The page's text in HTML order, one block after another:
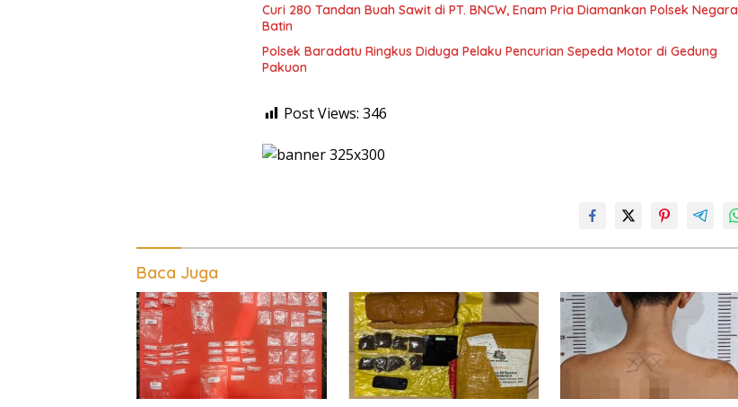
Curi 280 Tandan Buah Sawit di PT. BNCW, Enam Pria Diamankan Polsek Negara
Batin
Polsek Baradatu Ringkus Diduga Pelaku Pencurian Sepeda Motor di Gedung
Pakuon
Post Views: 346
Baca Juga